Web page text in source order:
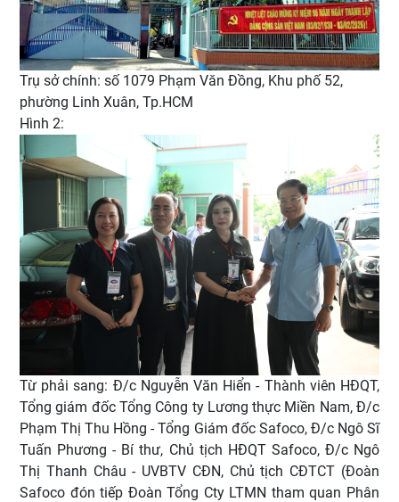
Trụ sở chính: số 1079 Phạm Văn Đồng, Khu phố 52,
phường Linh Xuân, Tp.HCM
Hình 2:
Từ phải sang: Đ/c Nguyễn Văn Hiển - Thành viên HĐQT,
Tổng giám đốc Tổng Công ty Lương thực Miền Nam, Đ/c
Phạm Thị Thu Hồng - Tổng Giám đốc Safoco, Đ/c Ngô Sĩ
Tuấn Phương - Bí thư, Chủ tịch HĐQT Safoco, Đ/c Ngô
Thị Thanh Châu - UVBTV CĐN, Chủ tịch CĐTCT (Đoàn
Safoco đón tiếp Đoàn Tổng Cty LTMN tham quan Phân